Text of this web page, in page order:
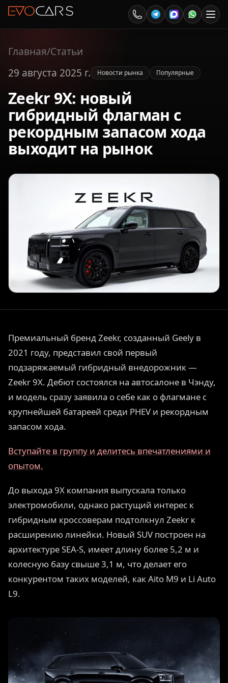
Главная/Статьи
29 августа 2025 г.
Новости рынка Популярные
Zeekr 9X: новый
гибридный флагман с
рекордным запасом хода
выходит на рынок
Премиальный бренд Zeekr, созданный Geely в
2021 году, представил свой первый
подзаряжаемый гибридный внедорожник —
Zeekr 9X. Дебют состоялся на автосалоне в Чэнду,
и модель сразу заявила о себе как о флагмане с
крупнейшей батареей среди PHEV и рекордным
запасом хода.
Вступайте в группу и делитесь впечатлениями и
опытом.
До выхода 9X компания выпускала только
электромобили, однако растущий интерес к
гибридным кроссоверам подтолкнул Zeekr к
расширению линейки. Новый SUV построен на
архитектуре SEA-S, имеет длину более 5,2 м и
колесную базу свыше 3,1 м, что делает его
конкурентом таких моделей, как Aito M9 и Li Auto
L9.